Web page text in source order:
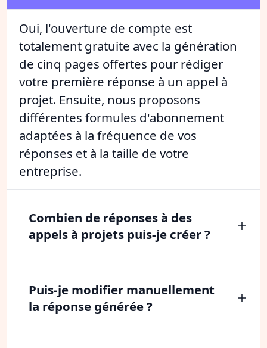
Oui, l'ouverture de compte est
totalement gratuite avec la génération
de cinq pages offertes pour rédiger
votre première réponse à un appel à
projet. Ensuite, nous proposons
différentes formules d'abonnement
adaptées à la fréquence de vos
réponses et à la taille de votre
entreprise.
Combien de réponses à des
appels à projets puis-je créer ?
Puis-je modifier manuellement
la réponse générée ?